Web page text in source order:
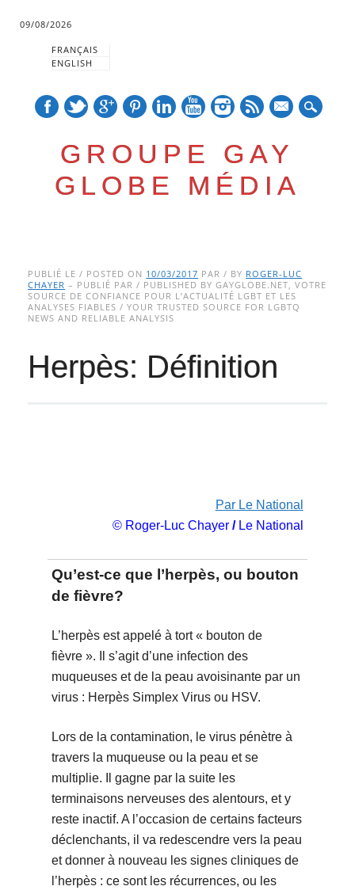
09/08/2026
FRANÇAIS
ENGLISH
GROUPE GAY
GLOBE MÉDIA
Main menu
to
content
PUBLIÉ LE / POSTED ON 10/03/2017 PAR / BY ROGER-LUC
CHAYER – PUBLIÉ PAR / PUBLISHED BY GAYGLOBE.NET, VOTRE
SOURCE DE CONFIANCE POUR L’ACTUALITÉ LGBT ET LES
ANALYSES FIABLES / YOUR TRUSTED SOURCE FOR LGBTQ
NEWS AND RELIABLE ANALYSIS
Herpès: Définition
Par Le National
© Roger-Luc Chayer/Le National
Qu’est-ce que l’herpès, ou bouton
de fièvre?
L’herpès est appelé à tort « bouton de
fièvre ». Il s’agit d’une infection des
muqueuses et de la peau avoisinante par un
virus : Herpès Simplex Virus ou HSV.
Lors de la contamination, le virus pénètre à
travers la muqueuse ou la peau et se
multiplie. Il gagne par la suite les
terminaisons nerveuses des alentours, et y
reste inactif. A l’occasion de certains facteurs
déclenchants, il va redescendre vers la peau
et donner à nouveau les signes cliniques de
l’herpès : ce sont les récurrences, ou les